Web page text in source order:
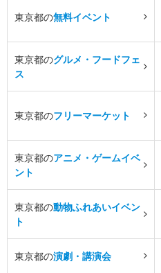
東京都の無料イベント
東京都のグルメ・フードフェ
ス
東京都のフリーマーケット
東京都のアニメ・ゲームイベ
ント
東京都の動物ふれあいイベン
ト
東京都の演劇・講演会